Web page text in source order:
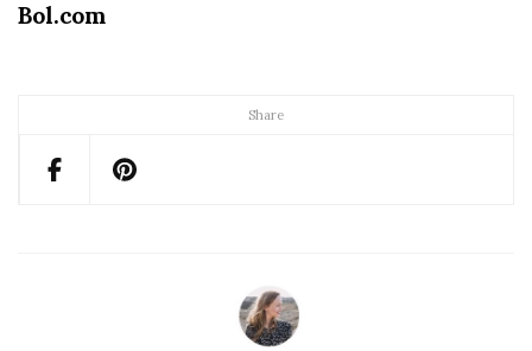
Share
Bol.com